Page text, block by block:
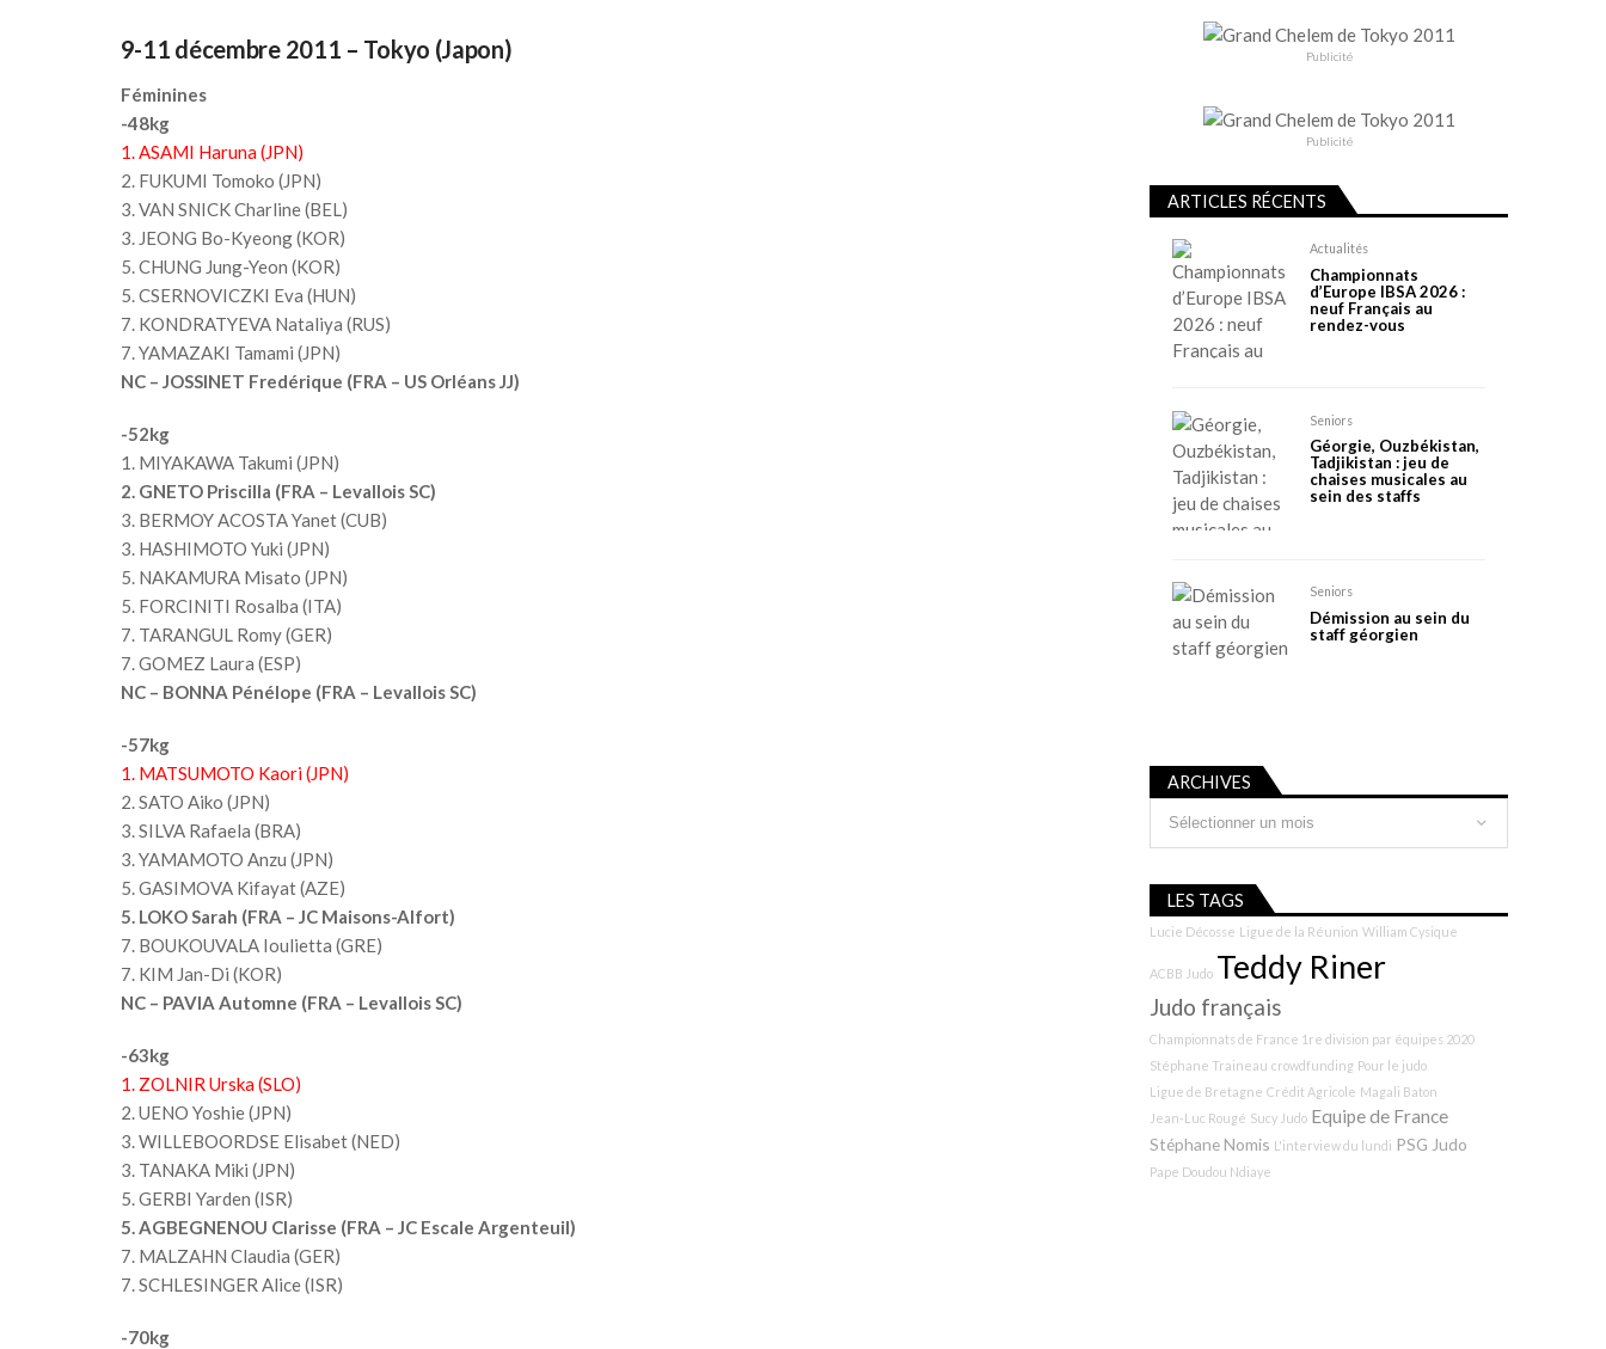
9-11 décembre 2011 – Tokyo (Japon)
Féminines
-48kg
1. ASAMI Haruna (JPN)
2. FUKUMI Tomoko (JPN)
3. VAN SNICK Charline (BEL)
3. JEONG Bo-Kyeong (KOR)
5. CHUNG Jung-Yeon (KOR)
5. CSERNOVICZKI Eva (HUN)
7. KONDRATYEVA Nataliya (RUS)
7. YAMAZAKI Tamami (JPN)
NC – JOSSINET Fredérique (FRA – US Orléans JJ)
-52kg
1. MIYAKAWA Takumi (JPN)
2. GNETO Priscilla (FRA – Levallois SC)
3. BERMOY ACOSTA Yanet (CUB)
3. HASHIMOTO Yuki (JPN)
5. NAKAMURA Misato (JPN)
5. FORCINITI Rosalba (ITA)
7. TARANGUL Romy (GER)
7. GOMEZ Laura (ESP)
NC – BONNA Pénélope (FRA – Levallois SC)
-57kg
1. MATSUMOTO Kaori (JPN)
2. SATO Aiko (JPN)
3. SILVA Rafaela (BRA)
3. YAMAMOTO Anzu (JPN)
5. GASIMOVA Kifayat (AZE)
5. LOKO Sarah (FRA – JC Maisons-Alfort)
7. BOUKOUVALA Ioulietta (GRE)
7. KIM Jan-Di (KOR)
NC – PAVIA Automne (FRA – Levallois SC)
-63kg
1. ZOLNIR Urska (SLO)
2. UENO Yoshie (JPN)
3. WILLEBOORDSE Elisabet (NED)
3. TANAKA Miki (JPN)
5. GERBI Yarden (ISR)
5. AGBEGNENOU Clarisse (FRA – JC Escale Argenteuil)
7. MALZAHN Claudia (GER)
7. SCHLESINGER Alice (ISR)
-70kg
Publicité
Publicité
ARTICLES RÉCENTS
Actualités
Championnats
d’Europe IBSA 2026 :
neuf Français au
rendez-vous
Seniors
Géorgie, Ouzbékistan,
Tadjikistan : jeu de
chaises musicales au
sein des staffs
Seniors
Démission au sein du
staff géorgien
ARCHIVES
LES TAGS
Lucie Décosse Ligue de la Réunion William Cysique
ACBB Judo Teddy Riner
Judo français
Championnats de France 1re division par équipes 2020
Stéphane Traineau crowdfunding Pour le judo
Ligue de Bretagne Crédit Agricole Magali Baton
Jean-Luc Rougé Sucy Judo Equipe de France
Stéphane Nomis L'interview du lundi PSG Judo
Pape Doudou Ndiaye